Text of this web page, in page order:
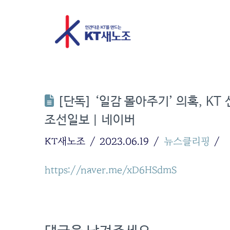
[단독] ‘일감 몰아주기’ 의혹,
조선일보 | 네이버
KT새노조 2023.06.19 뉴스클리핑
https://naver.me/xD6HSdmS